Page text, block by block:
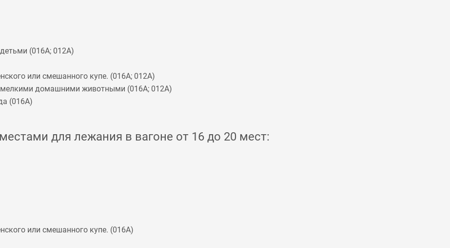
(016А; 012А)
или смешанного купе. (016А; 012А)
мелкими домашними животными (016А; 012А)
(016А)
для лежания в вагоне от 16 до 20 мест:
или смешанного купе. (016А)